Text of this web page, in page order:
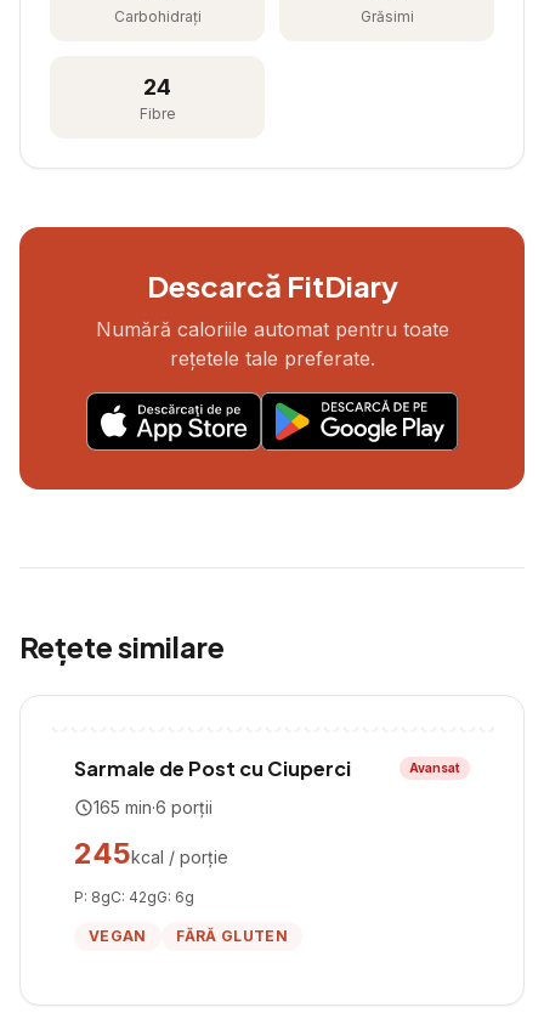
Carbohidrați Grăsimi
24
Fibre
Descarcă FitDiary
Numără caloriile automat pentru toate
rețetele tale preferate.
Rețete similare
Sarmale de Post cu Ciuperci Avansat
165 min·6 porții
245kcal / porție
P: 8gC: 42gG: 6g
VEGAN FĂRĂ GLUTEN